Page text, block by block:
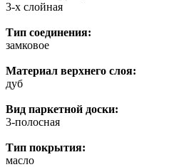
3-х слойная
Тип соединения:
замковое
Материал верхнего слоя:
дуб
Вид паркетной доски:
3-полосная
Тип покрытия:
масло